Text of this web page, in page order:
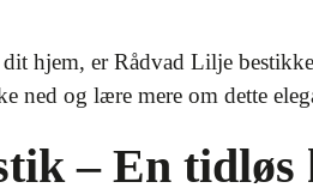
hjem, er Rådvad Lilje
ned og lære mere om dette
– En tidløs